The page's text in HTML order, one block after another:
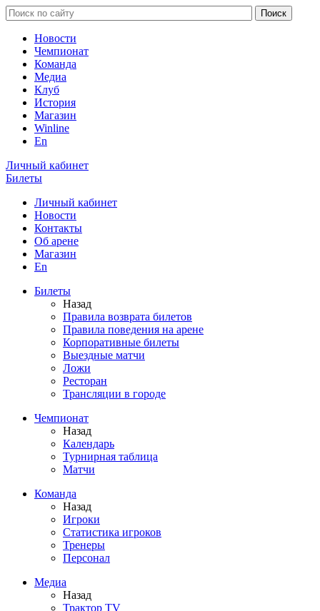
Новости
Чемпионат
Команда
Медиа
Клуб
История
Магазин
Winline
En
Личный кабинет
Билеты
Личный кабинет
Новости
Контакты
Об арене
Магазин
En
Билеты
Назад
Правила возврата билетов
Правила поведения на арене
Корпоративные билеты
Выездные матчи
Ложи
Ресторан
Трансляции в городе
Чемпионат
Назад
Календарь
Турнирная таблица
Матчи
Команда
Назад
Игроки
Статистика игроков
Тренеры
Персонал
Медиа
Назад
Трактор TV